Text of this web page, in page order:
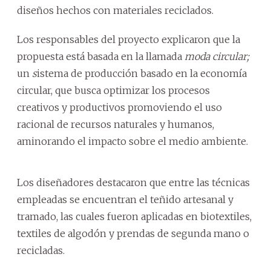
diseños hechos con materiales reciclados.
Los responsables del proyecto explicaron que la
propuesta está basada en la llamada moda circular;
un sistema de producción basado en la economía
circular, que busca optimizar los procesos
creativos y productivos promoviendo el uso
racional de recursos naturales y humanos,
aminorando el impacto sobre el medio ambiente.
Los diseñadores destacaron que entre las técnicas
empleadas se encuentran el teñido artesanal y
tramado, las cuales fueron aplicadas en biotextiles,
textiles de algodón y prendas de segunda mano o
recicladas.